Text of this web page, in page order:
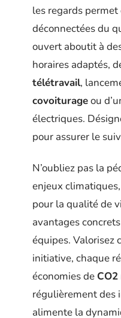
les regards permet
déconnectées du
ouvert aboutit à
horaires adaptés,
télétravail,
covoiturageou
électriques.
pour assurer le
N’oubliez pas la
enjeux
pour la qualité de
avantages
équipes. Valorisez
initiative, chaque
économies de CO2
régulièrement des
alimente la